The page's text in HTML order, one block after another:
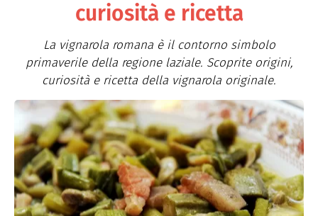
curiosità e ricetta
La vignarola romana è il contorno simbolo
primaverile della regione laziale. Scoprite origini,
curiosità e ricetta della vignarola originale.